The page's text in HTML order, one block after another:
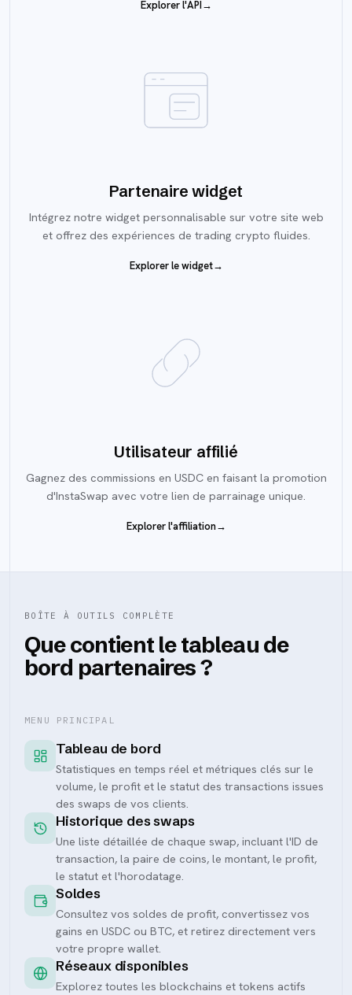
Explorer l'API→
Partenaire widget
Intégrez notre widget personnalisable sur votre site web
et offrez des expériences de trading crypto fluides.
Explorer le widget→
Utilisateur affilié
Gagnez des commissions en USDC en faisant la promotion
d'InstaSwap avec votre lien de parrainage unique.
Explorer l'affiliation→
BOÎTE À OUTILS COMPLÈTE
Que contient le tableau de
bord partenaires ?
MENU PRINCIPAL
Tableau de bord
Statistiques en temps réel et métriques clés sur le
volume, le profit et le statut des transactions issues
des swaps de vos clients.
Historique des swaps
Une liste détaillée de chaque swap, incluant l'ID de
transaction, la paire de coins, le montant, le profit,
le statut et l'horodatage.
Soldes
Consultez vos soldes de profit, convertissez vos
gains en USDC ou BTC, et retirez directement vers
votre propre wallet.
Réseaux disponibles
Explorez toutes les blockchains et tokens actifs